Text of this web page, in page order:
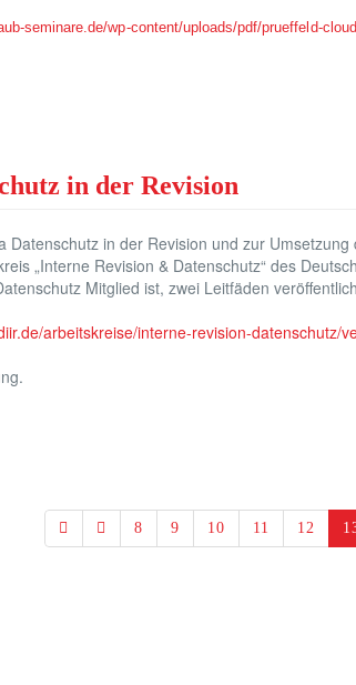
seminare.de/wp-content/uploads/pdf/prueffeld-
in der Revision
Datenschutz in der Revision und zur
„Interne Revision & Datenschutz“ des
Mitglied ist, zwei Leitfäden
arbeitskreise/interne-revision-datenschutz/
8 9 10 11 12